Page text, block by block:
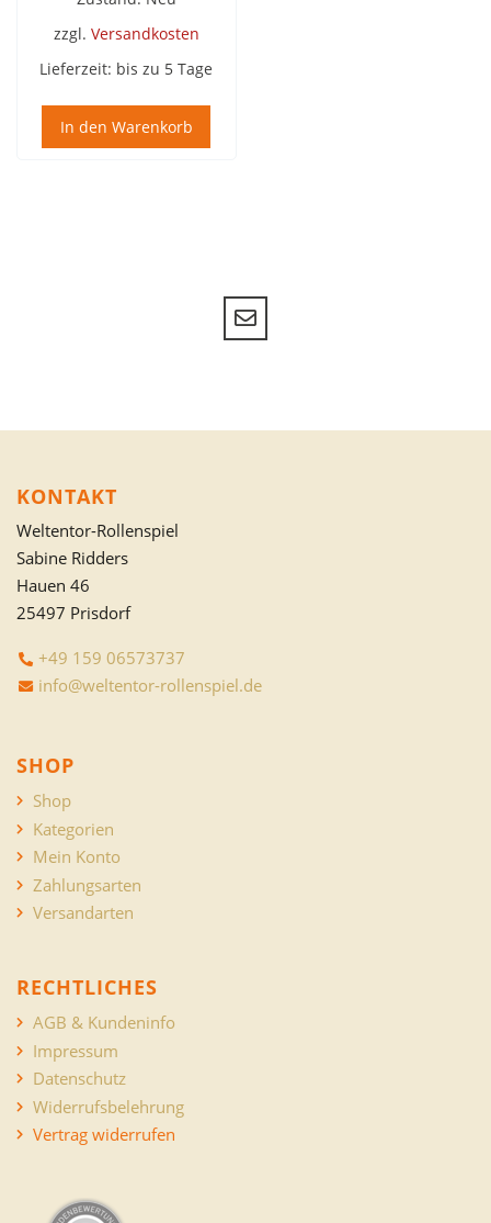
zzgl. Versandkosten
Lieferzeit: bis zu 5 Tage
In den Warenkorb
KONTAKT
Weltentor-Rollenspiel
Sabine Ridders
Hauen 46
25497 Prisdorf
+49 159 06573737
info@weltentor-rollenspiel.de
SHOP
Shop
Kategorien
Mein Konto
Zahlungsarten
Versandarten
RECHTLICHES
AGB & Kundeninfo
Impressum
Datenschutz
Widerrufsbelehrung
Vertrag widerrufen